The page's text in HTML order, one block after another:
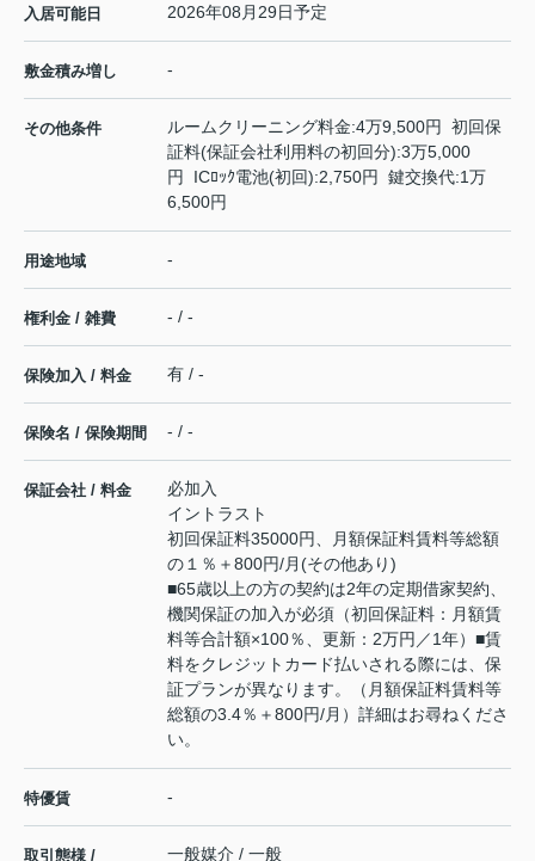
入居可能日 2026年08月29日予定
敷金積み増し -
その他条件
ルームクリーニング料金:4万9,500円 初回保
証料(保証会社利用料の初回分):3万5,000
円 ICﾛｯｸ電池(初回):2,750円 鍵交換代:1万
6,500円
用途地域 -
権利金 / 雑費 - / -
保険加入 / 料金 有 / -
保険名 / 保険期間 - / -
保証会社 / 料金
必加入
イントラスト
初回保証料35000円、月額保証料賃料等総額
の１％＋800円/月(その他あり)
■65歳以上の方の契約は2年の定期借家契約、
機関保証の加入が必須（初回保証料：月額賃
料等合計額×100％、更新：2万円／1年）■賃
料をクレジットカード払いされる際には、保
証プランが異なります。（月額保証料賃料等
総額の3.4％＋800円/月）詳細はお尋ねくださ
い。
特優賃 -
取引態様 /
一般媒介 / 一般